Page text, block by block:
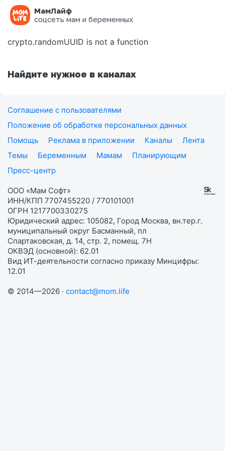
МамЛайф
соцсеть мам и беременных
Ошибка на странице
crypto.randomUUID is not a function
Найдите нужное в каналах
Соглашение с пользователями
Положение об обработке персональных данных
Помощь
Реклама в приложении Каналы
Лента
Темы
Беременным Мамам
Планирующим
Пресс-центр
ООО «Мам Софт»
ИНН/КПП 7707455220 / 770101001
ОГРН 1217700330275
Юридический адрес: 105082, Город Москва, вн.тер.г.
муниципальный округ Басманный, пл
Спартаковская, д. 14, стр. 2, помещ. 7Н
ОКВЭД (основной): 62.01
Вид ИТ-деятельности согласно приказу Минцифры:
12.01
© 2014—2026 · contact@mom.life